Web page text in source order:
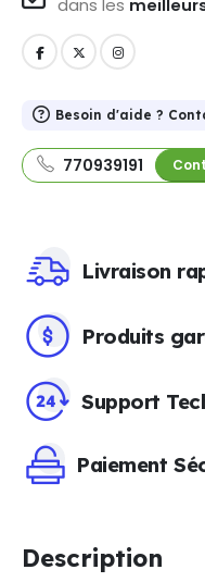
dans les
Besoin d'aide ?
770939191
Livraison
Produits
Support
Paiement
Description